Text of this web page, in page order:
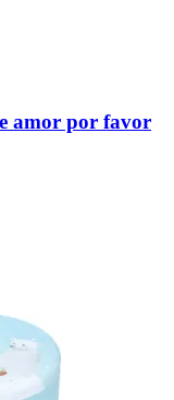
amor por favor